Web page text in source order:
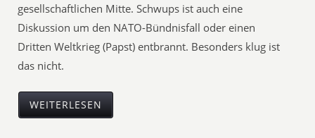
gesellschaftlichen Mitte. Schwups ist auch eine
Diskussion um den NATO-Bündnisfall oder einen
Dritten Weltkrieg (Papst) entbrannt. Besonders klug ist
das nicht.
WEITERLESEN